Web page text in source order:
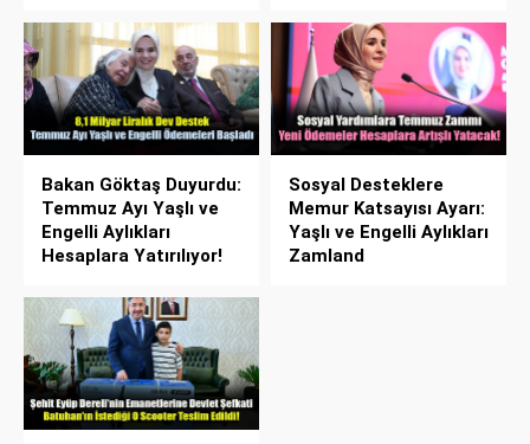
Bakan Göktaş Duyurdu:
Temmuz Ayı Yaşlı ve
Engelli Aylıkları
Hesaplara Yatırılıyor!
Sosyal Desteklere
Memur Katsayısı Ayarı:
Yaşlı ve Engelli Aylıkları
Zamland